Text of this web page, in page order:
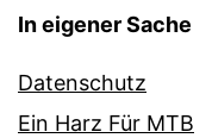
In eigener Sache
Datenschutz
Ein Harz Für MTB